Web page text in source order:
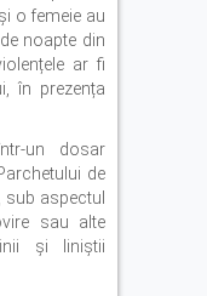
o femeie au
noapte din
ar fi
în prezența
un dosar
de
aspectul
sau alte
și liniștii